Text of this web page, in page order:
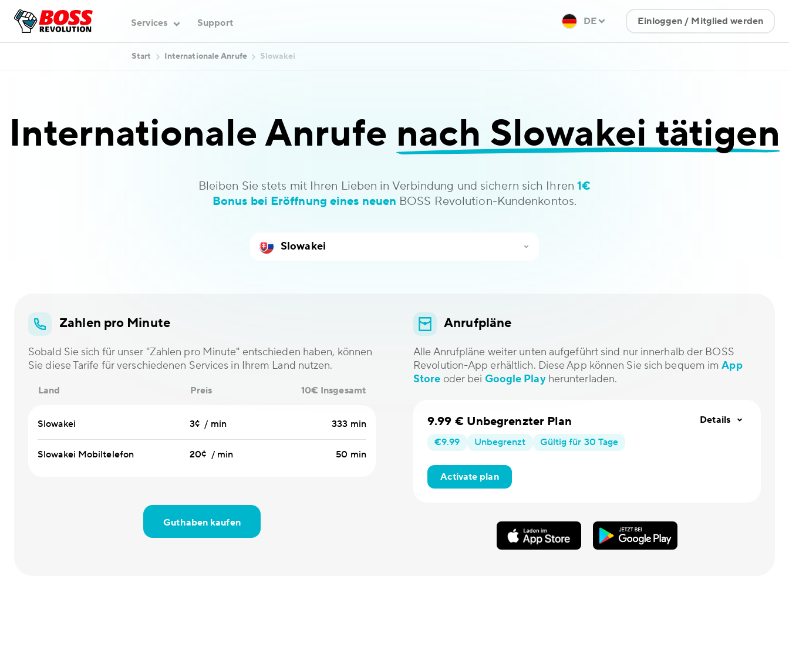
Services Support DE Einloggen / Mitglied werden
Start Internationale Anrufe Slowakei
Internationale Anrufe nach Slowakei tätigen
Bleiben Sie stets mit Ihren Lieben in Verbindung und sichern sich Ihren 1€
Bonus bei Eröffnung eines neuen BOSS Revolution-Kundenkontos.
Zahlen pro Minute
Sobald Sie sich für unser "Zahlen pro Minute" entschieden haben, können
Sie diese Tarife für verschiedenen Services in Ihrem Land nutzen.
Land Preis 10€ Insgesamt
Slowakei 3¢ / min 333 min
Slowakei Mobiltelefon 20¢ / min 50 min
Guthaben kaufen
Anrufpläne
Alle Anrufpläne weiter unten aufgeführt sind nur innerhalb der BOSS
Revolution-App erhältlich. Diese App können Sie sich bequem imApp
Store oder bei Google Playherunterladen.
9.99 € Unbegrenzter Plan
€9.99 Unbegrenzt Gültig für 30 Tage
Activate plan
Details